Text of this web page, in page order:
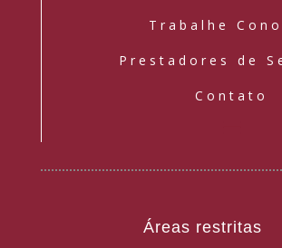
Trabalhe
Prestadores de
Contato
Áreas restritas